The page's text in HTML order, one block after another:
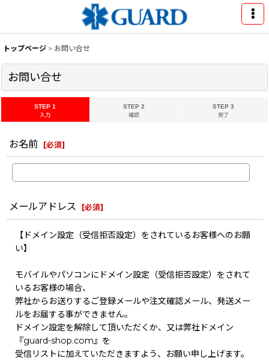
トップページ > お問い合せ
お問い合せ
STEP 1
入力
STEP 2
確認
STEP 3
完了
お名前 [必須]
メールアドレス [必須]
【ドメイン設定（受信拒否設定）をされているお客様へのお願
い】
モバイルやパソコンにドメイン設定（受信拒否設定）をされて
いるお客様の場合、
弊社からお送りするご登録メールや注文確認メール、発送メー
ルをお届する事ができません。
ドメイン設定を解除して頂いただくか、又は弊社ドメイン
『guard-shop.com』を
受信リストに加えていただきますよう、お願い申し上げます。